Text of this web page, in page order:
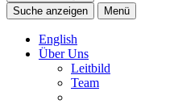
Suche anzeigen
Menü
English
Über Uns
Leitbild
Team